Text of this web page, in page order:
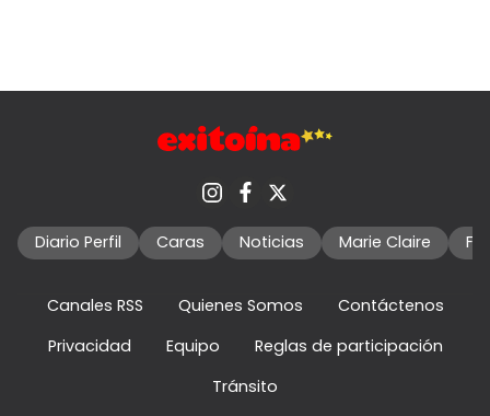
Diario Perfil Caras Noticias Marie Claire
Canales RSS Quienes Somos
Contáctenos
Privacidad
Equipo
Reglas de participación
Tránsito